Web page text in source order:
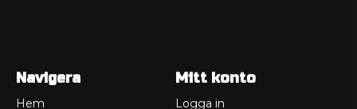
Navigera
Hem
Mitt konto
Logga in